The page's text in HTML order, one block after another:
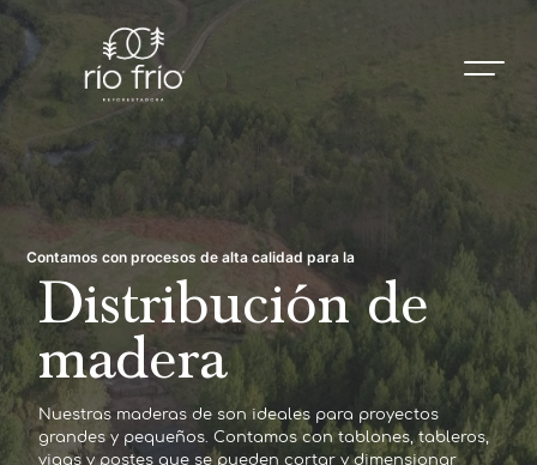
Contamos con procesos de alta calidad para la
Distribución de
madera
Nuestras maderas de son ideales para proyectos
grandes y pequeños. Contamos con tablones, tableros,
vigas y postes que se pueden cortar y dimensionar
La única rentabilidad posible es aquella que está hecha de
Sostenibilidad
Nuestra madera es cultivada de manera sostenible. Nos
aseguramos de que cada árbol sea cosechado de